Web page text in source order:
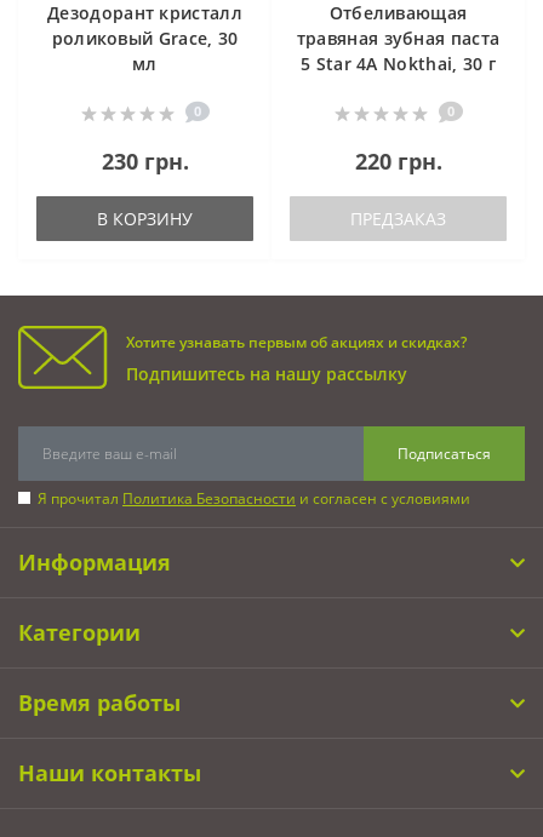
Дезодорант кристалл
роликовый Grace, 30
мл
0
230 грн.
В КОРЗИНУ
Отбеливающая
травяная зубная паста
5 Star 4A Nokthai, 30 г
0
220 грн.
ПРЕДЗАКАЗ
Хотите узнавать первым об акциях и скидках?
Подпишитесь на нашу рассылку
Подписаться
Я прочитал Политика Безопасности и согласен с условиями
Информация
Категории
Время работы
Наши контакты